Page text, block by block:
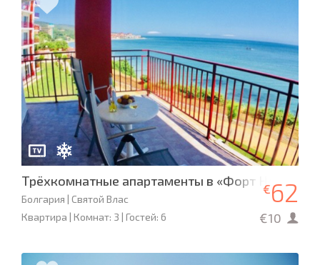
Трёхкомнатные апартаменты в «Форт Нокс
Болгария | Святой Влас
Квартира | Комнат: 3 | Гостей: 6
€62
€10